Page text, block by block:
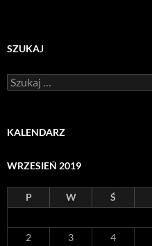
SZUKAJ
Szukaj:
KALENDARZ
WRZESIEŃ 2019
P W Ś
2
3 4